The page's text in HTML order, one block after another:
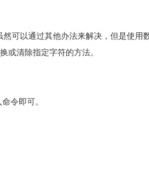
可以通过其他办法来解决，但是使用
或清除指定字符的方法。
令即可。